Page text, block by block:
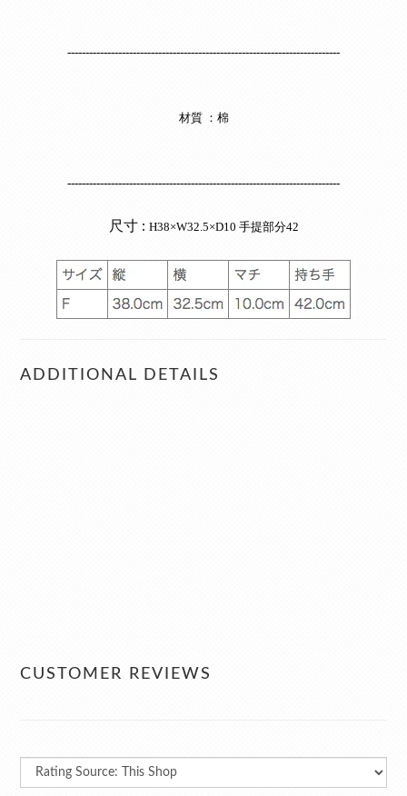
---------------------------------------------------------------------------
材質 ：棉
---------------------------------------------------------------------------
尺寸 : H38×W32.5×D10 手提部分42
ADDITIONAL DETAILS
CUSTOMER REVIEWS